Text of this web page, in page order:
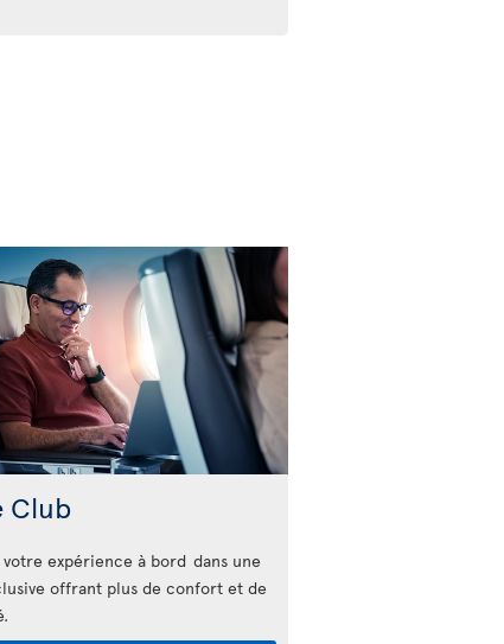
Club
votre expérience à bord dans une
offrant plus de confort et de